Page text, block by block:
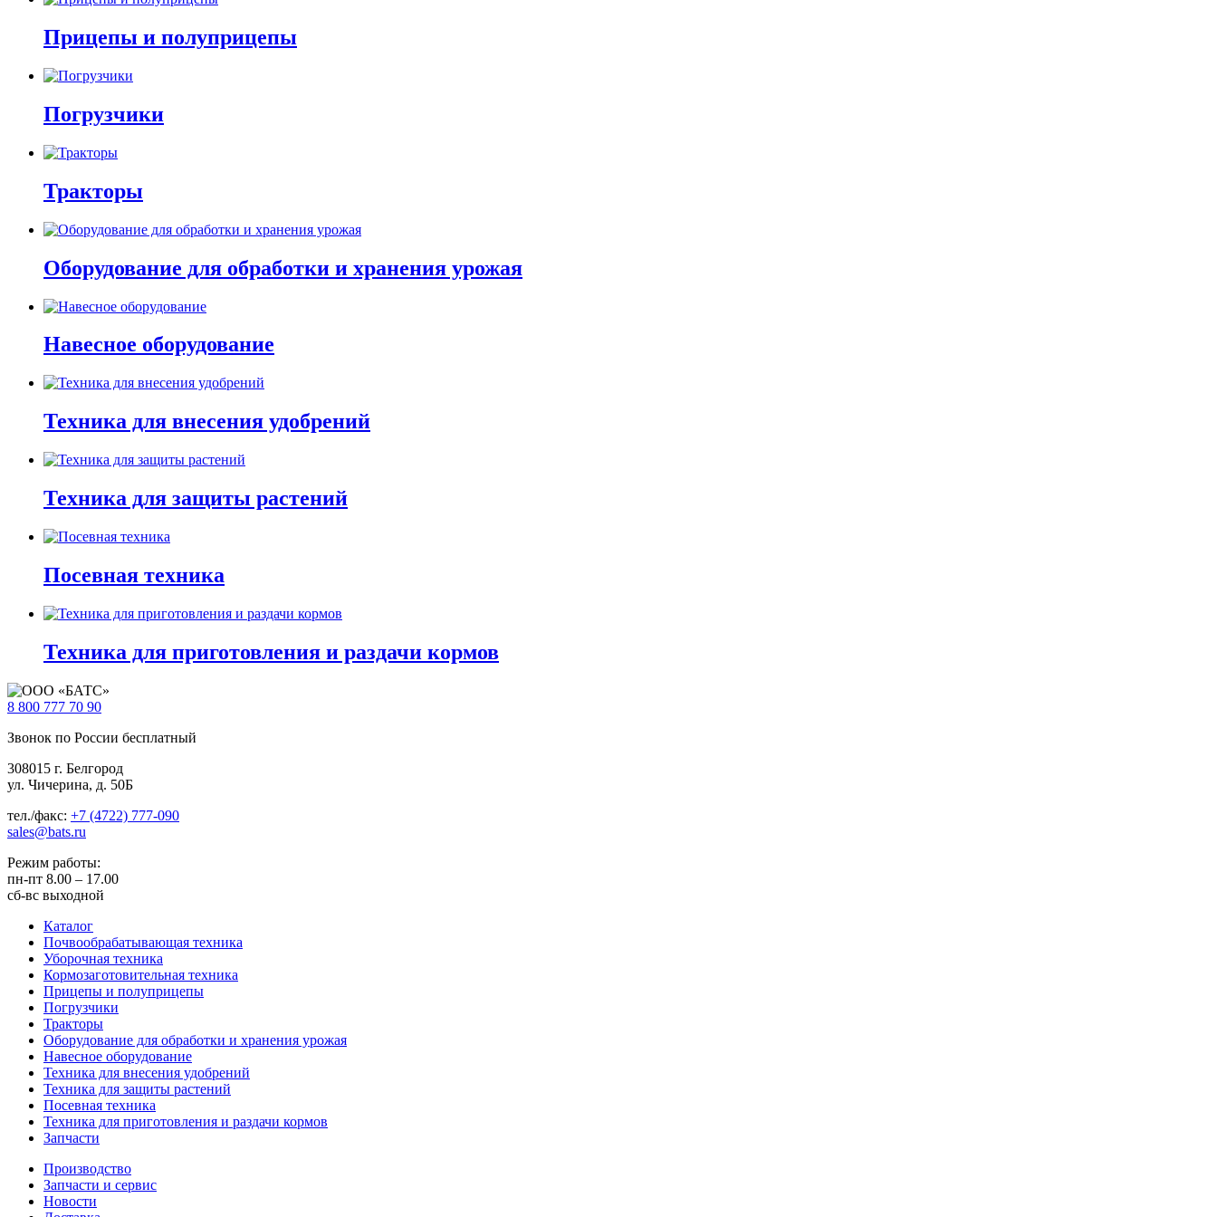
Прицепы и полуприцепы
Погрузчики
Тракторы
Оборудование для обработки и хранения урожая
Навесное оборудование
Техника для внесения удобрений
Техника для защиты растений
Посевная техника
Техника для приготовления и раздачи кормов
8 800 777 70 90
Звонок по России бесплатный
308015 г. Белгород
ул. Чичерина, д. 50Б
тел./факс: +7 (4722) 777-090
sales@bats.ru
Режим работы:
пн-пт 8.00 – 17.00
сб-вс выходной
Каталог
Почвообрабатывающая техника
Уборочная техника
Кормозаготовительная техника
Прицепы и полуприцепы
Погрузчики
Тракторы
Оборудование для обработки и хранения урожая
Навесное оборудование
Техника для внесения удобрений
Техника для защиты растений
Посевная техника
Техника для приготовления и раздачи кормов
Запчасти
Производство
Запчасти и сервис
Новости